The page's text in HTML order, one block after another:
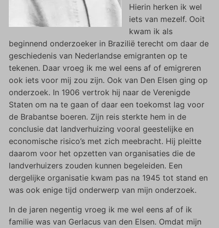
Hierin herken ik wel
iets van mezelf. Ooit
kwam ik als
beginnend onderzoeker in Brazilië terecht om daar de
geschiedenis van Nederlandse emigranten op te
tekenen. Daar vroeg ik me wel eens af of emigreren
ook iets voor mij zou zijn. Ook van Den Elsen ging op
onderzoek. In 1906 vertrok hij naar de Verenigde
Staten om na te gaan of daar een toekomst lag voor
de Brabantse boeren. Zijn reis sterkte hem in de
conclusie dat landverhuizing vooral geestelijke en
economische risico’s met zich meebracht. Hij pleitte
daarom voor het opzetten van organisaties die de
landverhuizers zouden kunnen begeleiden. Een
dergelijke organisatie kwam pas na 1945 tot stand en
was ook enige tijd onderwerp van mijn onderzoek.
In de jaren negentig vroeg ik me wel eens af of ik
familie was van Gerlacus van den Elsen. Omdat mijn